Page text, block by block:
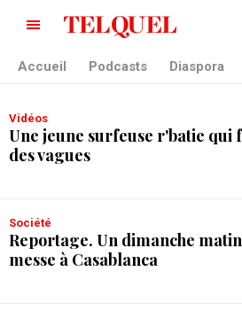
tag blade
Accueil Podcasts Diaspora
Vidéos
Une jeune surfeuse r'batie qui
des vagues
Société
Reportage. Un dimanche
messe à Casablanca